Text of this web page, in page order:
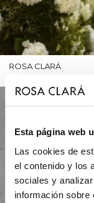
Esta página web
Las cookies de
el contenido y los
sociales y
información sobre
ROSA CLARÁ